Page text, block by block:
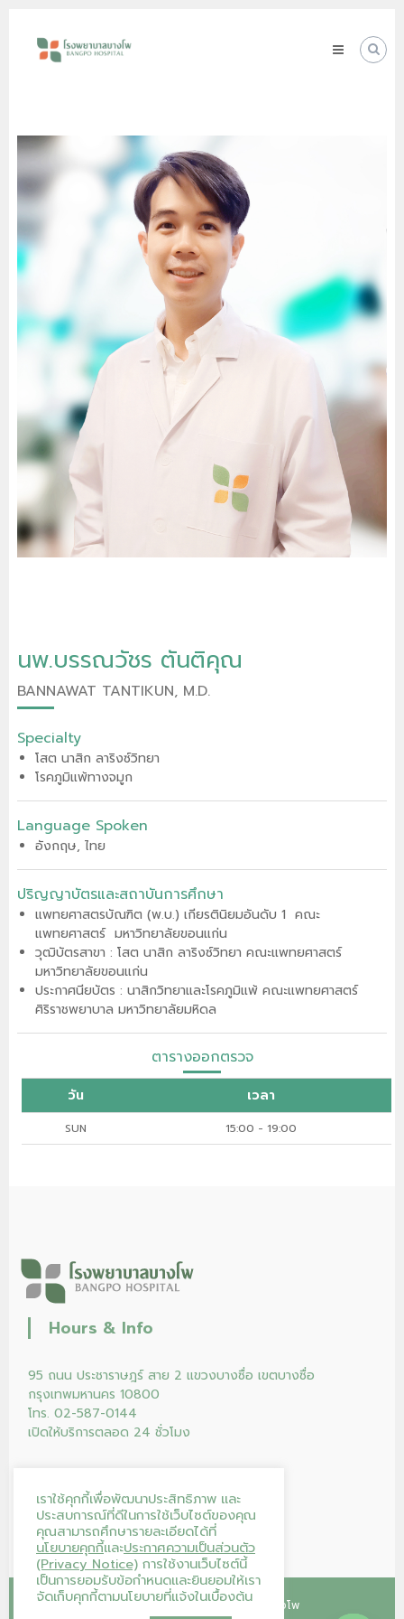
contentพยาบาล
Good
Health
นพ.บรรณวัชร ตันติคุณ
BANNAWAT TANTIKUN, M.D.
Specialty
โสต นาสิก ลาริงซ์วิทยา
โรคภูมิแพ้ทางจมูก
Language Spoken
อังกฤษ, ไทย
ปริญญาบัตรและสถาบันการศึกษา
แพทยศาสตรบัณฑิต (พ.บ.) เกียรตินิยมอันดับ 1 คณะ
แพทยศาสตร์ มหาวิทยาลัยขอนแก่น
วุฒิบัตรสาขา : โสต นาสิก ลาริงซ์วิทยา คณะแพทยศาสตร์
มหาวิทยาลัยขอนแก่น
ประกาศนียบัตร : นาสิกวิทยาและโรคภูมิแพ้ คณะแพทยศาสตร์
ศิริราชพยาบาล มหาวิทยาลัยมหิดล
ตารางออกตรวจ
วัน เวลา
SUN 15:00 - 19:00
Hours & Info
95 ถนน ประชาราษฎร์ สาย 2 แขวงบางซื่อ เขตบางซื่อ
กรุงเทพมหานคร 10800
โทร. 02-587-0144
เปิดให้บริการตลอด 24 ชั่วโมง
Copyright © 2026โรงพยาบาลบางโพ
เราใช้คุกกี้เพื่อพัฒนาประสิทธิภาพ และ
ประสบการณ์ที่ดีในการใช้เว็บไซต์ของคุณ
คุณสามารถศึกษารายละเอียดได้ที่
นโยบายคุกกี้และประกาศความเป็นส่วนตัว
(Privacy Notice) การใช้งานเว็บไซต์นี้
เป็นการยอมรับข้อกำหนดและยินยอมให้เรา
จัดเก็บคุกกี้ตามนโยบายที่แจ้งในเบื้องต้น